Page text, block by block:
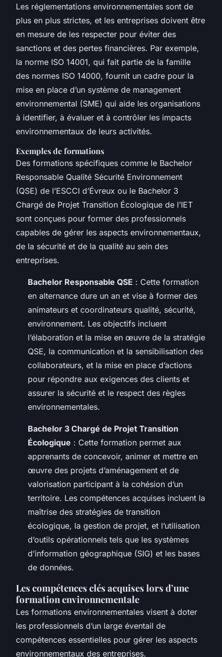
Les réglementations environnementales sont de
plus en plus strictes, et les entreprises doivent être
en mesure de les respecter pour éviter des
sanctions et des pertes financières. Par exemple,
la norme ISO 14001, qui fait partie de la famille
des normes ISO 14000, fournit un cadre pour la
mise en place d’un système de management
environnemental (SME) qui aide les organisations
à identifier, à évaluer et à contrôler les impacts
environnementaux de leurs activités.
Exemples de formations
Des formations spécifiques comme le Bachelor
Responsable Qualité Sécurité Environnement
(QSE) de l’ESCCI d’Évreux ou le Bachelor 3
Chargé de Projet Transition Écologique de l’IET
sont conçues pour former des professionnels
capables de gérer les aspects environnementaux,
de la sécurité et de la qualité au sein des
entreprises.
Bachelor Responsable QSE : Cette formation
en alternance dure un an et vise à former des
animateurs et coordinateurs qualité, sécurité,
environnement. Les objectifs incluent
l’élaboration et la mise en œuvre de la stratégie
QSE, la communication et la sensibilisation des
collaborateurs, et la mise en place d’actions
pour répondre aux exigences des clients et
assurer la sécurité et le respect des règles
environnementales.
Bachelor 3 Chargé de Projet Transition
Écologique : Cette formation permet aux
apprenants de concevoir, animer et mettre en
œuvre des projets d’aménagement et de
valorisation participant à la cohésion d’un
territoire. Les compétences acquises incluent la
maîtrise des stratégies de transition
écologique, la gestion de projet, et l’utilisation
d’outils opérationnels tels que les systèmes
d’information géographique (SIG) et les bases
de données.
Les compétences clés acquises lors d’une
formation environnementale
Les formations environnementales visent à doter
les professionnels d’un large éventail de
compétences essentielles pour gérer les aspects
environnementaux des entreprises.